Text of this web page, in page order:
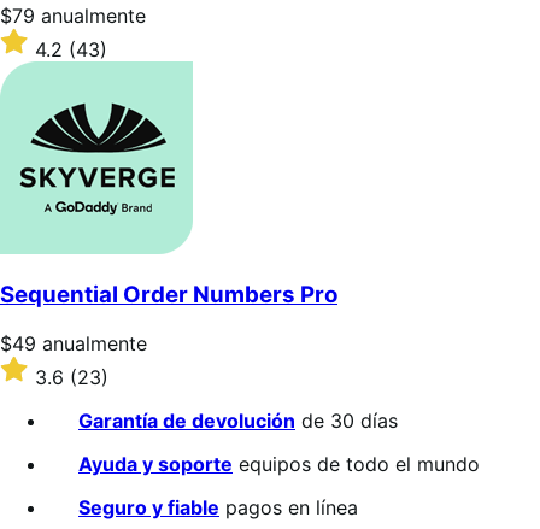
Precio:
$79/anualmente
$79 anualmente
Valoración:
4.2
sobre
estrellas
4.2 (43)
Sequential Order Numbers Pro
Precio:
$49/anualmente
$49 anualmente
Valoración:
3.6
sobre
estrellas
3.6 (23)
Garantía de devolución de 30 días
Ayuda y soporte equipos de todo el mundo
Seguro y fiable pagos en línea